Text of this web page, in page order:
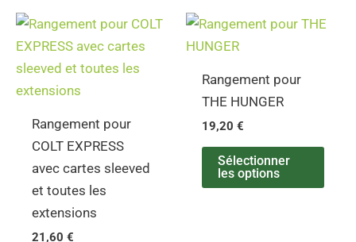
Rangement pour
COLT EXPRESS
avec cartes sleeved
et toutes les
extensions
21,60€
Rangement pour
THE HUNGER
19,20€
Sélectionner
les options